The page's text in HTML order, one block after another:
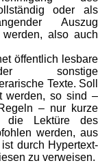
oder als
Auszug
also auch
öffentlich lesbare
sonstige
Texte. Soll
werden, so sind –
– nur kurze
die Lektüre des
werden, aus
durch Hypertext-
zu verweisen.